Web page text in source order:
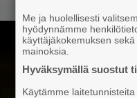
Me ja huolellisesti
hyödynnämme
käyttäjäkokemuksen
mainoksia.
Hyväksymällä suostut
Käytämme